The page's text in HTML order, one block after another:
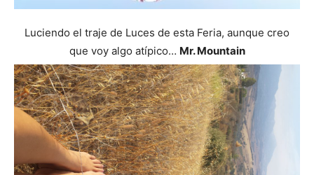
Luciendo el traje de Luces de esta Feria, aunque creo
que voy algo atípico… Mr. Mountain